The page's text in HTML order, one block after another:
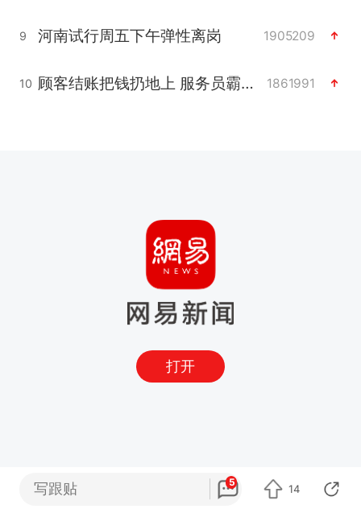
9 河南试行周五下午弹性离岗 1905209
10 顾客结账把钱扔地上 服务员霸气扔回 1861991
打开
写跟贴 5
14